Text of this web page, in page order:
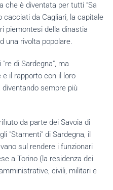
che è diventata per tutti “Sa
cacciati da Cagliari, la capitale
piemontesi della dinastia
una rivolta popolare.
di Sardegna", ma
e il rapporto con il loro
sempre più
da parte dei Savoia di
"Stamenti" di Sardegna, il
sul rendere i funzionari
a Torino (la residenza dei
civili, militari e